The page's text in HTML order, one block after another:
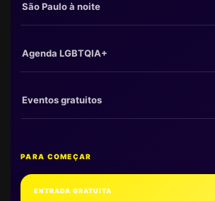
São Paulo à noite
Agenda LGBTQIA+
Eventos gratuitos
PARA COMEÇAR
ENTRADA GRATUITA